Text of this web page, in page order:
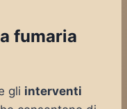
fumaria
gli interventi